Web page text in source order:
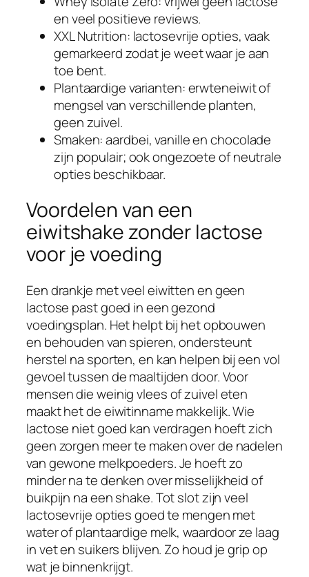
en veel positieve reviews.
XXL Nutrition: lactosevrije opties, vaak
gemarkeerd zodat je weet waar je aan
toe bent.
Plantaardige varianten: erwteneiwit of
mengsel van verschillende planten,
geen zuivel.
Smaken: aardbei, vanille en chocolade
zijn populair; ook ongezoete of neutrale
opties beschikbaar.
Voordelen van een
eiwitshake zonder lactose
voor je voeding
Een drankje met veel eiwitten en geen
lactose past goed in een gezond
voedingsplan. Het helpt bij het opbouwen
en behouden van spieren, ondersteunt
herstel na sporten, en kan helpen bij een vol
gevoel tussen de maaltijden door. Voor
mensen die weinig vlees of zuivel eten
maakt het de eiwitinname makkelijk. Wie
lactose niet goed kan verdragen hoeft zich
geen zorgen meer te maken over de nadelen
van gewone melkpoeders. Je hoeft zo
minder na te denken over misselijkheid of
buikpijn na een shake. Tot slot zijn veel
lactosevrije opties goed te mengen met
water of plantaardige melk, waardoor ze laag
in vet en suikers blijven. Zo houd je grip op
wat je binnenkrijgt.